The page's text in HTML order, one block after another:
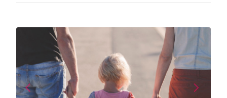
arrow_back_iosPrevious arrow_forward_iosNext